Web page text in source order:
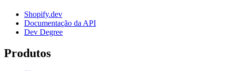
Shopify.dev
Documentação da API
Dev Degree
Produtos